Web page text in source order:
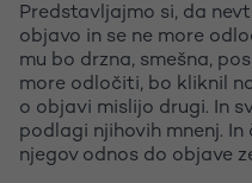
Predstavljajmo si, da
objavo in se ne more
mu bo drzna, smešna,
more odločiti, bo kliknil
o objavi mislijo drugi. In
podlagi njihovih mnenj.
njegov odnos do objave